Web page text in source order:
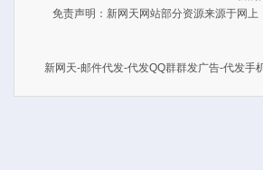
免责声明： 新网天 网站部分资源来源于网
新网天-邮件代发-代发QQ群群发广告-代发手